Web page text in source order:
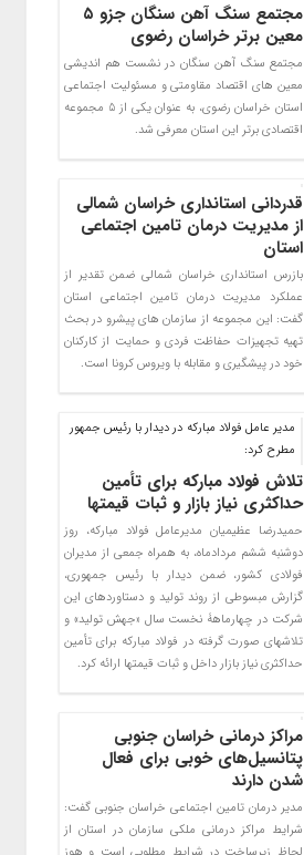
مجتمع سنگ آهن سنگان جزو ۵
معین برتر خراسان رضوی
مجتمع سنگ آهن سنگان در نشست هم اندیشی
معین های اقتصاد مقاومتی و مسئولیت اجتماعی
استان خراسان رضوی، به عنوان یکی از 5 مجموعه
اقتصادی برتر این استان معرفی شد.
قدردانی استانداری خراسان شمالی
از مدیریت درمان تامین اجتماعی
استان
بازرس استانداری خراسان شمالی ضمن تقدیر از
عملکرد مدیریت درمان تامین اجتماعی استان
گفت: این مجموعه از سازمان های پیشرو در بحث
تهیه تجهیزات حفاظت فردی و حمایت از کارکنان
خود در پیشگیری و مقابله با ویروس کرونا است.
مدیر عامل فولاد مبارکه در دیدار با رئیس جمهور
مطرح کرد:
تلاش فولاد مبارکه برای تأمین
حداکثری نیاز بازار و ثبات قیمتها
حمیدرضا عظیمیان مدیرعامل فولاد مبارکه، روز
دوشنبه ششم مردادماه، به همراه جمعی از مدیران
فولادی کشور، ضمن دیدار با رئیس جمهوری،
گزارش مبسوطی از روند تولید و دستاوردهای این
شرکت در چهارماهۀ نخست سال «جهش تولید» و
تلاشهای صورت گرفته در فولاد مبارکه برای تأمین
حداکثری نیاز بازار داخل و ثبات قیمتها ارائه کرد.
مراکز درمانی خراسان جنوبی
پتانسیل‌های خوبی برای فعال
شدن دارند
مدیر درمان تامین اجتماعی خراسان جنوبی گفت:
شرایط مراکز درمانی ملکی سازمان در استان از